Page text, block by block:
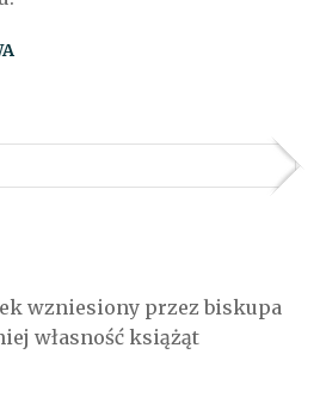
wzniesiony przez biskupa
własność książąt